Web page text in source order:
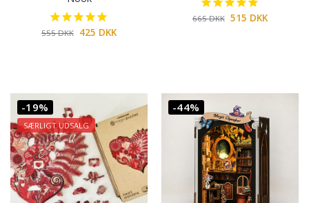
555DKK 425 DKK
665DKK 515 DKK
-19%
SÆRLIGT UDSALG
-44%